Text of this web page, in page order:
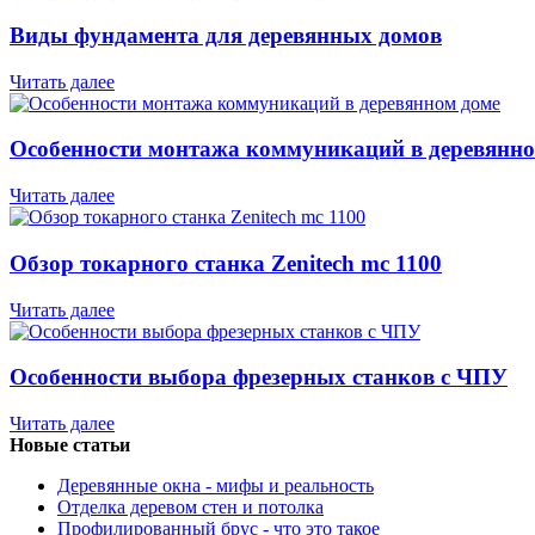
Виды фундамента для деревянных домов
Читать далее
Особенности монтажа коммуникаций в
Читать далее
Обзор токарного станка Zenitech mc 1100
Читать далее
Особенности выбора фрезерных станков с ЧПУ
Читать далее
Новые статьи
Деревянные окна - мифы и реальность
Отделка деревом стен и потолка
Профилированный брус - что это такое